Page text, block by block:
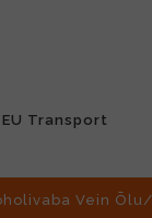
EU Transport
Vein